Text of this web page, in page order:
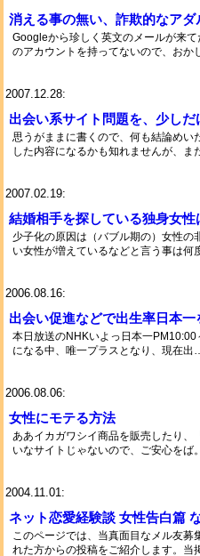
消える事の無い、詐欺的なアダ
Googleから珍しく英文のメールが来
のアカウントを持ってないので、おか
2007.12.28:
出会い系サイト問題を、少しだ
思うがままに書くので、何も結論めい
した内容になるかも知れませんが、
2007.02.19:
結婚相手を探している独身女性
少子化の原因は（バブル期の）女性の
い女性が増えているなどと言う事は
2006.08.16:
出会い促進などで出生率日本一
本日放送のNHKいよっ日本一
になる中、唯一プラスとなり、現在出
2006.08.06:
女性にモテる方法
ああイカガワシイ商品を販売したり
いなサイトじゃないので、ご安心をば
2004.11.01:
ネット恋愛経験談 女性告白篇
このページでは、当真面目なメル友募
れた方からの投稿をご紹介します。当